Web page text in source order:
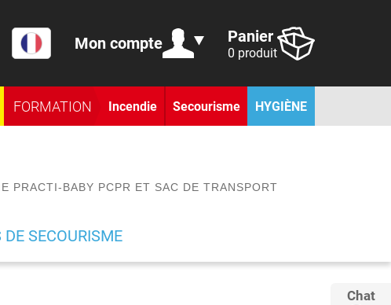
Chat
Mon compte Panier
0 produit
FORMATION Incendie Secourisme HYGIÈNE
PRACTI-BABY PCPR ET SAC DE TRANSPORT
SECOURISME